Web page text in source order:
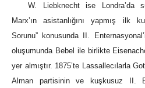
W. Liebknecht ise Londra’da
Marx’ın asistanlığını yapmış ilk
Sorunu” konusunda II.
oluşumunda Bebel ile birlikte
yer almıştır. 1875’te Lassallecılarla
Alman partisinin ve kuşkusuz II.